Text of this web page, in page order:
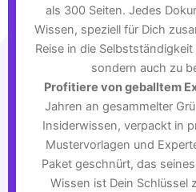
als 300 Seiten. Jedes
Wissen, speziell für Dich
Reise in die
sondern auch zu
Profitiere von geballtem
Jahren an gesammelter
Insiderwissen, verpackt in
Mustervorlagen und
Paket geschnürt, das
Wissen ist Dein Schlüssel